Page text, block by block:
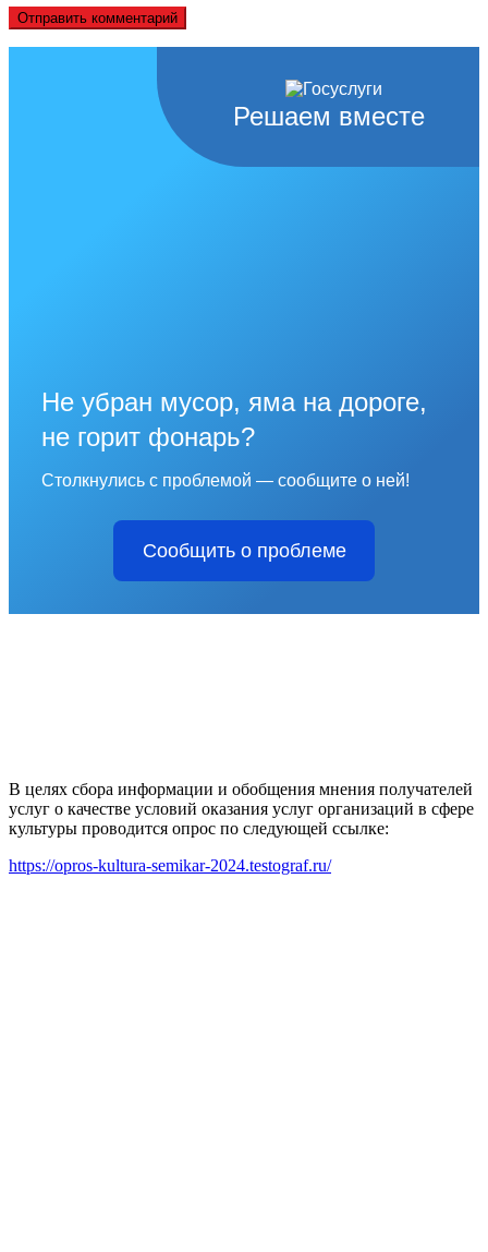
Решаем вместе
Не убран мусор, яма на дороге,
не горит фонарь?
Столкнулись с проблемой — сообщите о ней!
Сообщить о проблеме
В целях сбора информации и обобщения мнения получателей
услуг о качестве условий оказания услуг организаций в сфере
культуры проводится опрос по следующей ссылке:
https://opros-kultura-semikar-2024.testograf.ru/